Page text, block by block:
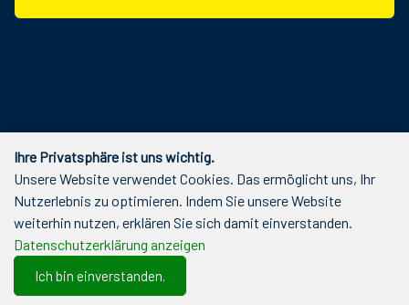
Merkliste
Ihre Privatsphäre ist uns wichtig.
Unsere Website verwendet Cookies. Das ermöglicht uns, Ihr
Nutzerlebnis zu optimieren. Indem Sie unsere Website
weiterhin nutzen, erklären Sie sich damit einverstanden.
Datenschutzerklärung anzeigen
Ich bin einverstanden.